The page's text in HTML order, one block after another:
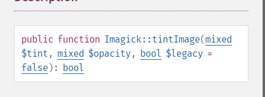
public function Imagick::tintImage(mixed
$tint , mixed $opacity, bool $legacy =
false): bool
getImageChannelRange
getImageChannelStatistics
getImageColormapColor
getImageColors
getImageColorspace
getImageCompose